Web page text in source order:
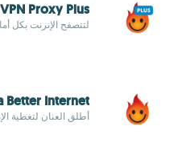
Proxy Plus
لتتصفح الإنرنت بكل
Better Internet
أطلق العنان لتغطية